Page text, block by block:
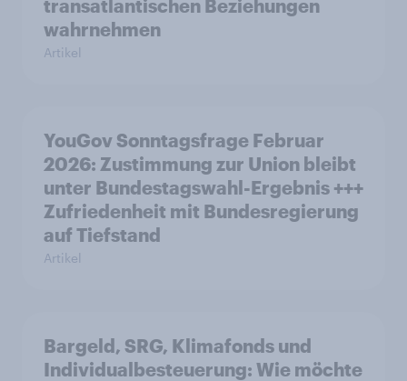
transatlantischen Beziehungen
wahrnehmen
Artikel
YouGov Sonntagsfrage Februar
2026: Zustimmung zur Union bleibt
unter Bundestagswahl-Ergebnis +++
Zufriedenheit mit Bundesregierung
auf Tiefstand
Artikel
Bargeld, SRG, Klimafonds und
Individualbesteuerung: Wie möchte